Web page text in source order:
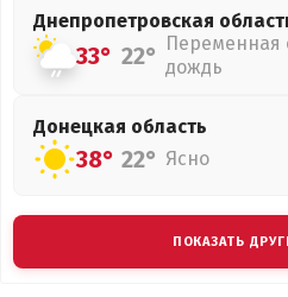
Днепропетровская
33° 22° Переменная
дождь
Донецкая область
38° 22° Ясно
ПОКАЗАТЬ